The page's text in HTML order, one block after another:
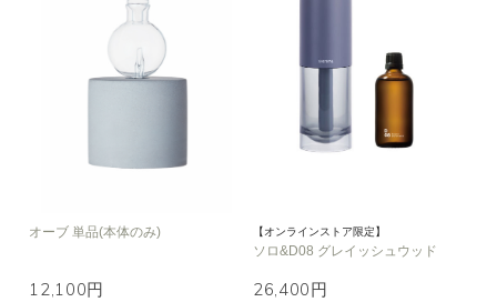
オーブ 単品(本体のみ)
12,100円
【オンラインストア限定】
ソロ&D08 グレイッシュウッド
26,400円